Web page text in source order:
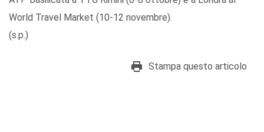
World Travel Market (10-12 novembre).
(s.p.)
Stampa questo articolo